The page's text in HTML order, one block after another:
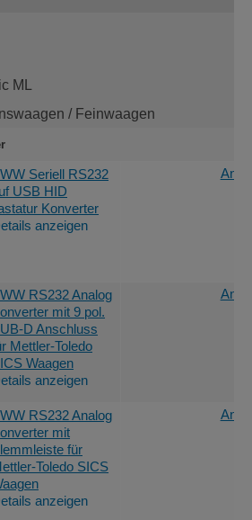
ML
/ Feinwaagen
Seriell RS232
USB HID
Konverter
anzeigen
RS232 Analog
mit 9 pol.
D Anschluss
Mettler-Toledo
Waagen
anzeigen
RS232 Analog
mit
für
Toledo SICS
anzeigen